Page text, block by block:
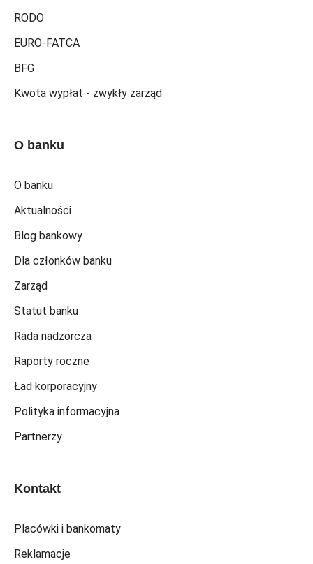
RODO
EURO-FATCA
BFG
Kwota wypłat - zwykły zarząd
O banku
O banku
Aktualności
Blog bankowy
Dla członków banku
Zarząd
Statut banku
Rada nadzorcza
Raporty roczne
Ład korporacyjny
Polityka informacyjna
Partnerzy
Kontakt
Placówki i bankomaty
Reklamacje